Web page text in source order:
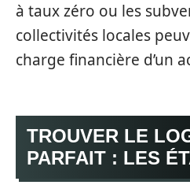
à taux zéro ou les
collectivités locales
charge financière d’un
TROUVER LE
PARFAIT : LES